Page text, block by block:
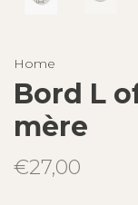
Home
Bord L
mère
€27,00